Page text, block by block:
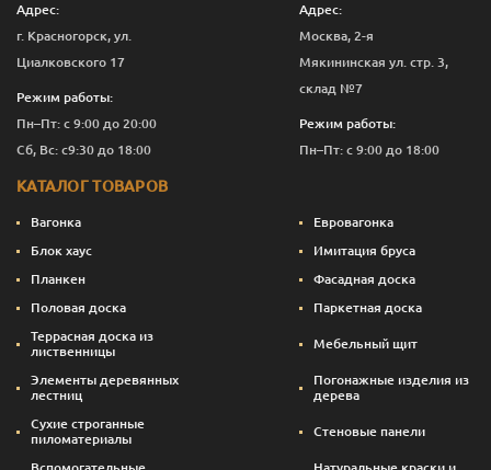
Адрес:
г. Красногорск, ул.
Циалковского 17
Режим работы:
Пн–Пт: с 9:00 до 20:00
Сб, Вс: с9:30 до 18:00
Адрес:
Москва, 2-я
Мякининская ул. стр. 3,
склад №7
Режим работы:
Пн–Пт: с 9:00 до 18:00
КАТАЛОГ ТОВАРОВ
Вагонка
Евровагонка
Блок хаус
Имитация бруса
Планкен
Фасадная доска
Половая доска
Паркетная доска
Террасная доска из
лиственницы
Мебельный щит
Элементы деревянных
лестниц
Погонажные изделия из
дерева
Сухие строганные
пиломатериалы
Стеновые панели
Вспомогательные Натуральные краски и